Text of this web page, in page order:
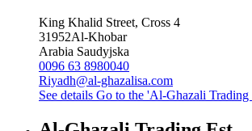
King Khalid Street, Cross 4
31952Al-Khobar
Arabia Saudyjska
0096 63 8980040
Riyadh@al-ghazalisa.com
See details Go to the 'Al-Ghazali Trading